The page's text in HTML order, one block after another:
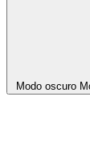
Modo oscuro